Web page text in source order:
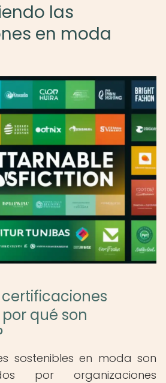
las
en moda
certificaciones
qué son
sostenibles en moda son
por organizaciones